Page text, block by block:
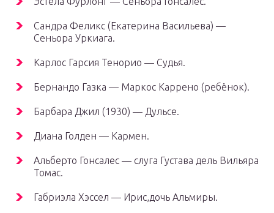
Сандра Феликс (Екатерина Васильева) —
Сеньора Уркиага.
Карлос Гарсия Тенорио — Судья.
Бернандо Газка — Маркос Каррено (ребёнок).
Барбара Джил (1930) — Дульсе.
Диана Голден — Кармен.
Альберто Гонсалес — слуга Густава дель Вильяра
Томас.
Габриэла Хэссел — Ирис,дочь Альмиры.